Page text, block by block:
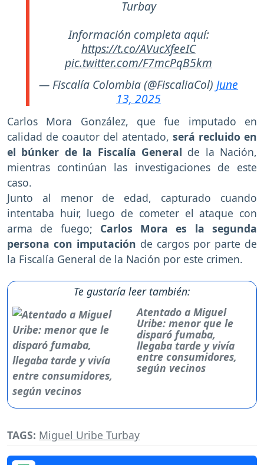
Turbay
Información completa aquí:
https://t.co/AVucXfeeIC
pic.twitter.com/F7mcPqB5km
— Fiscalía Colombia (@FiscaliaCol) June
13, 2025
Carlos Mora González, que fue imputado en
calidad de coautor del atentado, será recluido en
el búnker de la Fiscalía General de la Nación,
mientras continúan las investigaciones de este
caso.
Junto al menor de edad, capturado cuando
intentaba huir, luego de cometer el ataque con
arma de fuego; Carlos Mora es la segunda
persona con imputación de cargos por parte de
la Fiscalía General de la Nación por este crimen.
Te gustaría leer también:
Atentado a Miguel
Uribe: menor que le
disparó fumaba,
llegaba tarde y vivía
entre consumidores,
según vecinos
TAGS: Miguel Uribe Turbay